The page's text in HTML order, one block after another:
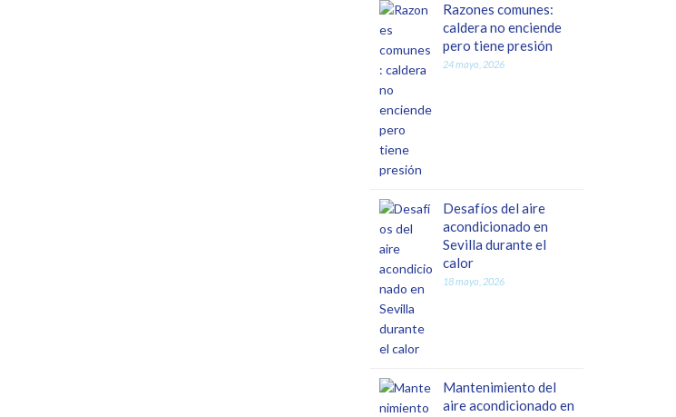
Razones comunes:
caldera no enciende
pero tiene presión
24 mayo, 2026
Desafíos del aire
acondicionado en
Sevilla durante el
calor
18 mayo, 2026
Mantenimiento del
aire acondicionado en